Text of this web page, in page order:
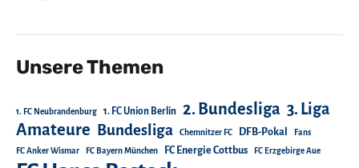
Unsere Themen
1. FC Neubrandenburg 1. FC Union Berlin 2. Bundesliga 3. Liga
Amateure Bundesliga Chemnitzer FC DFB-Pokal Fans
FC Anker Wismar FC Bayern München FC Energie Cottbus FC Erzgebirge Aue